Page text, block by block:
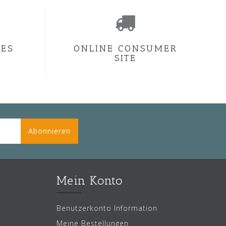
ONLINE CONSUMER
SITE
Abonnieren
Mein Konto
Benutzerkonto Information
Meine Bestellungen